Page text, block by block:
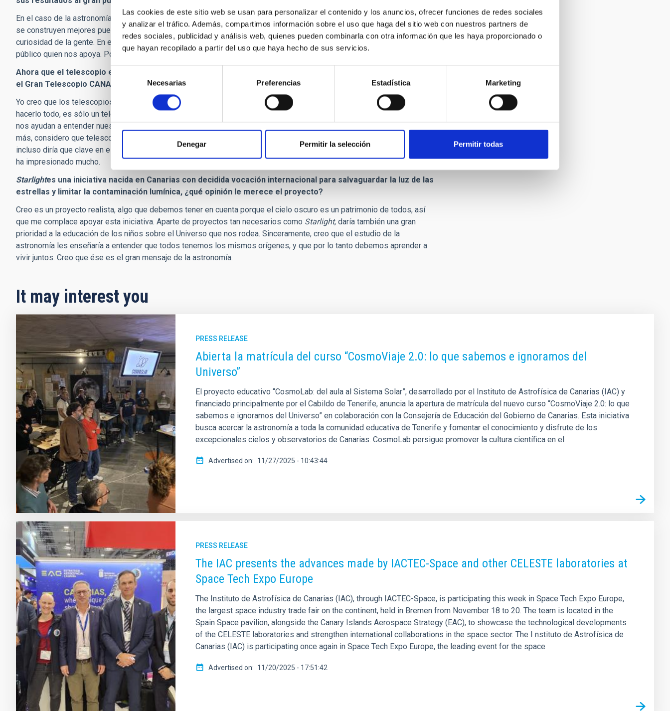
Las cookies de este sitio web se usan para personalizar el contenido y los anuncios, ofrecer funciones de redes sociales
y analizar el tráfico. Además, compartimos información sobre el uso que haga del sitio web con nuestros partners de
redes sociales, publicidad y análisis web, quienes pueden combinarla con otra información que les haya proporcionado o
que hayan recopilado a partir del uso que haya hecho de sus servicios.
Selección
de
consentimiento
Necesarias Preferencias Estadística Marketing
Denegar Permitir la selección Permitir todas
En el caso de la astronomía, sí. La astronomía es una ciencia pura, no forma parte de las ciencias aplicadas. Con ella no
se construyen mejores puentes, no se aumenta la producción de comida. La astronomía existe para satisfacer la
curiosidad de la gente. En este tipo de ciencia, todo el apoyo viene de los ingresos procedentes de los impuestos. Es el
público quien nos apoya. Por ello, creo que tenemos la responsabilidad de divulgar la ciencia y educar al público.
Ahora que el telescopio espacial
el Gran Telescopio CANARIAS (GTC) han de tomar el relevo, llenar el hueco que va a dejar?
Yo creo que los telescopios terrestres tienen ese hueco incluso si el
Hubble viviese para siempre. El Hubble
no puede
hacerlo todo, es sólo un telescopio. Hay muchas otras investigaciones que desarrollan los descubrimientos del
nos ayudan a entender nuestro Universo más aún. Así que incluso si el
más, considero que telescopios terrestres como el Gran Telescopio CANARIAS continúan siendo muy importantes,
incluso diría que clave en el desarrollo de la astronomía. Personalmente, he tenido la oportunidad de visitar el GTC y me
ha impresionado mucho.
Starlightes una iniciativa nacida en Canarias con decidida vocación internacional para salvaguardar la luz de las
estrellas y limitar la contaminación lumínica, ¿qué opinión le merece el proyecto?
Creo es un proyecto realista, algo que debemos tener en cuenta porque el cielo oscuro es un patrimonio de todos, así
que me complace apoyar esta iniciativa. Aparte de proyectos tan necesarios como Starlight, daría también una gran
prioridad a la educación de los niños sobre el Universo que nos rodea. Sinceramente, creo que el estudio de la
astronomía les enseñaría a entender que todos tenemos los mismos orígenes, y que por lo tanto debemos aprender a
vivir juntos. Creo que ése es el gran mensaje de la astronomía.
It may interest you
PRESS RELEASE
Abierta la matrícula del curso “CosmoViaje 2.0: lo que sabemos e ignoramos del
Universo”
El proyecto educativo “CosmoLab: del aula al Sistema Solar”, desarrollado por el Instituto de Astrofísica de Canarias (IAC) y
financiado principalmente por el Cabildo de Tenerife, anuncia la apertura de matrícula del nuevo curso “CosmoViaje 2.0: lo que
sabemos e ignoramos del Universo” en colaboración con la Consejería de Educación del Gobierno de Canarias. Esta iniciativa
busca acercar la astronomía a toda la comunidad educativa de Tenerife y fomentar el conocimiento y disfrute de los
excepcionales cielos y observatorios de Canarias. CosmoLab persigue promover la cultura científica en el
Advertised on 11/27/2025 - 10:43:44
PRESS RELEASE
The IAC presents the advances made by IACTEC-Space and other CELESTE laboratories at
Space Tech Expo Europe
The Instituto de Astrofísica de Canarias (IAC), through IACTEC-Space, is participating this week in Space Tech Expo Europe,
the largest space industry trade fair on the continent, held in Bremen from November 18 to 20. The team is located in the
Spain Space pavilion, alongside the Canary Islands Aerospace Strategy (EAC), to showcase the technological developments
of the CELESTE laboratories and strengthen international collaborations in the space sector. The I nstituto de Astrofísica de
Canarias (IAC) is participating once again in Space Tech Expo Europe, the leading event for the space
Advertised on 11/20/2025 - 17:51:42